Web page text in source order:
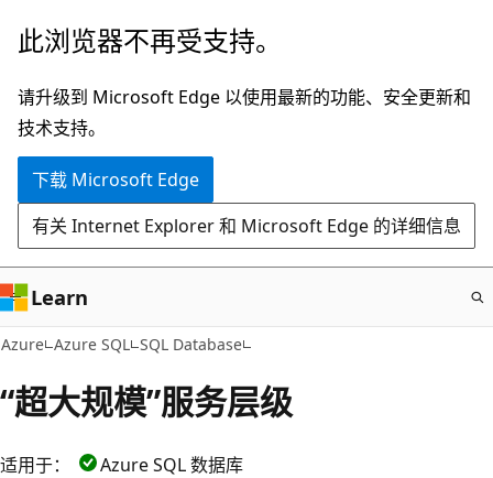
跳
主
要
内
此浏览器不再受支持。
请升级到 Microsoft Edge 以使用最新的功能、安全更新和
技术支持。
下载 Microsoft Edge
有关 Internet Explorer 和 Microsoft Edge 的详细信息
Learn
Azure Azure SQL SQL Database
“超大规模”服务层级
适用于：
Azure SQL 数据库